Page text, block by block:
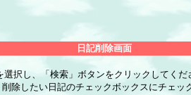
日記削除画面
択し、「検索」ボタンをクリックしてくだ
除したい日記のチェックボックスにチェッ